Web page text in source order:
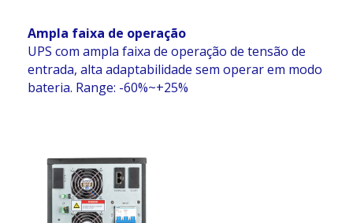
Ampla faixa de operação
UPS com ampla faixa de operação de tensão de
entrada, alta adaptabilidade sem operar em modo
bateria. Range: -60%~+25%